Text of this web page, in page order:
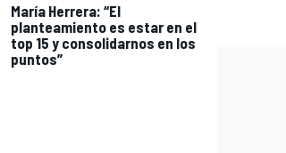
María Herrera: “El
planteamiento es estar en el
top 15 y consolidarnos en los
puntos”